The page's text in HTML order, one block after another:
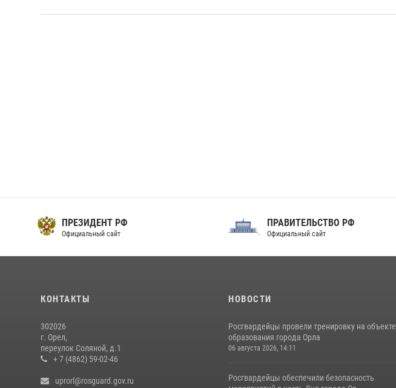
ПРЕЗИДЕНТ РФ
Официальный сайт
ПРАВИТЕЛЬСТВО РФ
Официальный сайт
КОНТАКТЫ
302026
г. Орел,
переулок Соляной, д.1
+ 7 (4862) 59-02-46
uprorl@rosguard.gov.ru
НОВОСТИ
Росгвардейцы провели тренировку на объекте
образования города Орла
06 августа 2026, 14:11
Росгвардейцы обеспечили безопасность